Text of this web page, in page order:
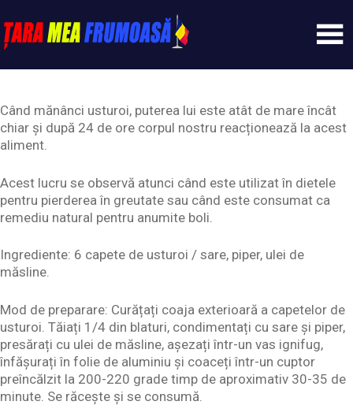
to
content
Tarameafrumoasa
Când mănânci usturoi, puterea lui este atât de mare încât
chiar și după 24 de ore corpul nostru reacționează la acest
aliment.
Acest lucru se observă atunci când este utilizat în dietele
pentru pierderea în greutate sau când este consumat ca
remediu natural pentru anumite boli.
Ingrediente: 6 capete de usturoi / sare, piper, ulei de
măsline.
Mod de preparare: Curățați coaja exterioară a capetelor de
usturoi. Tăiați 1/4 din blaturi, condimentați cu sare și piper,
presărați cu ulei de măsline, așezați într-un vas ignifug,
înfășurați în folie de aluminiu și coaceți într-un cuptor
preîncălzit la 200-220 grade timp de aproximativ 30-35 de
minute. Se răcește și se consumă.